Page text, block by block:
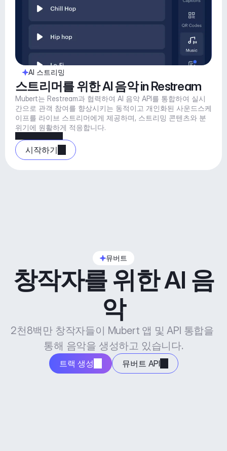
AI 스트리밍
스트리머를 위한 AI 음악 in Restream
Mubert는 Restream과 협력하여 AI 음악 API를 통합하여 실시
간으로 관객 참여를 향상시키는 동적이고 개인화된 사운드스케
이프를 라이브 스트리머에게 제공하며, 스트리밍 콘텐츠와 분
위기에 원활하게 적응합니다.
시작하기
뮤버트
창작자를 위한 AI 음
악
2천8백만 창작자들이 Mubert 앱 및 API 통합을
통해 음악을 생성하고 있습니다.
트랙 생성 뮤버트 API